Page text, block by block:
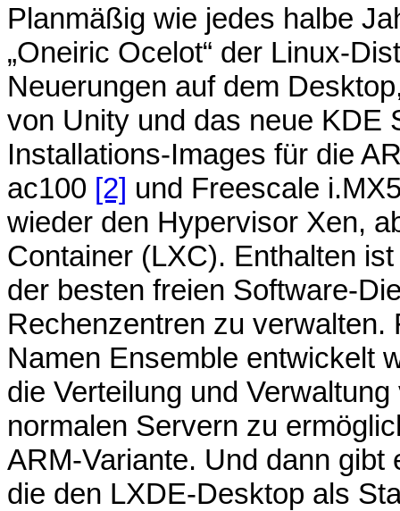
Planmäßig wie jedes halbe
„Oneiric Ocelot“ der Linux-
Neuerungen auf dem
von Unity und das neue KDE
Installations-Images für die
ac100 [2] und Freescale
wieder den Hypervisor Xen,
Container (LXC). Enthalten
der besten freien Software-
Rechenzentren zu
Namen Ensemble entwickelt
die Verteilung und
normalen Servern zu
ARM-Variante. Und dann gibt
die den LXDE-Desktop als